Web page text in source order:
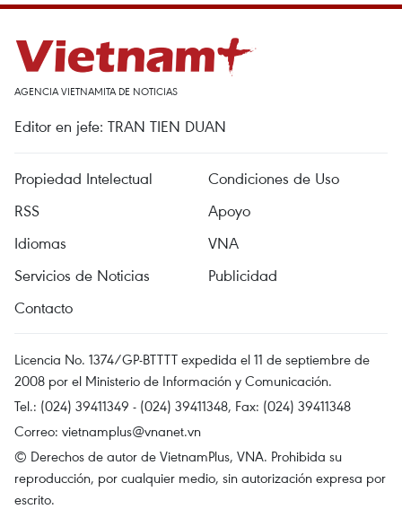
AGENCIA VIETNAMITA DE NOTICIAS
Editor en jefe: TRAN TIEN DUAN
Propiedad Intelectual
Condiciones de Uso
RSS
Apoyo
Idiomas
VNA
Servicios de Noticias
Publicidad
Contacto
Licencia No. 1374/GP-BTTTT expedida el 11 de septiembre de
2008 por el Ministerio de Información y Comunicación.
Tel.: (024) 39411349 - (024) 39411348, Fax: (024) 39411348
Correo: vietnamplus@vnanet.vn
© Derechos de autor de VietnamPlus, VNA. Prohibida su
reproducción, por cualquier medio, sin autorización expresa por
escrito.